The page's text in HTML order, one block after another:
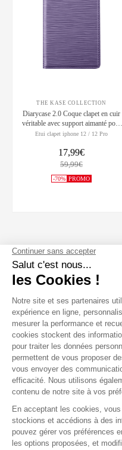
THE KASE COLLECTION
Diarycase 2.0 Coque clapet en cuir
véritable avec support aimanté pour
Apple iPhone 12/12 Pro, Violet Lilas
Etui clapet iphone 12 / 12 Pro
17,99€
59,99€
-70% PROMO
NOS PRODUITS
THE KASE